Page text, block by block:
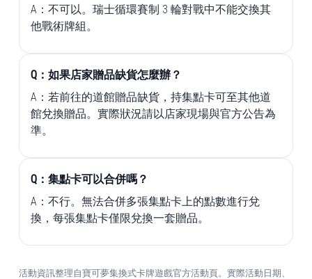
A：不可以。瑞士循環賽制 3 輪對戰中不能交換其
他戰術牌組。
Q：如果店家贈品缺貨怎麼辦？
A：若前往的道館贈品缺貨，持集點卡可至其他道
館兌換贈品。實際狀況請以店家現場與官方公告為
準。
Q：集點卡可以合併嗎？
A：不行。無法合併多張集點卡上的點數進行兌
換，每張集點卡僅限兌換一套贈品。
活動資訊整理自寶可夢集換式卡牌遊戲官方活動頁。實際活動日期、